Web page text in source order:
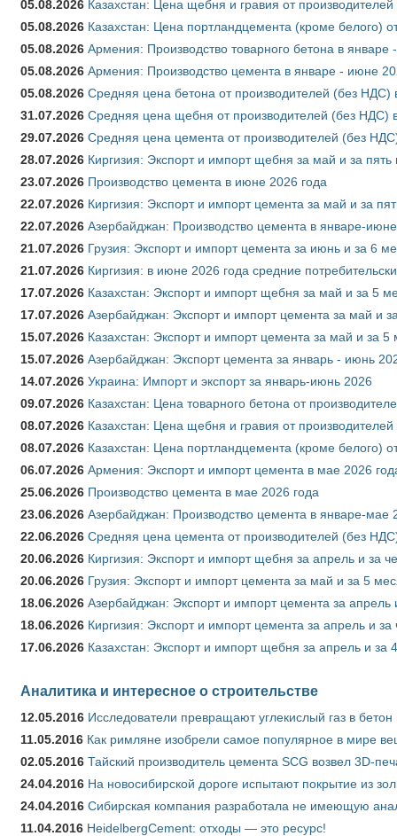
05.08.2026 Казахстан: Цена щебня и гравия от
05.08.2026 Казахстан: Цена портландцемента (кроме белого)
05.08.2026 Армения: Производство товарного бетона в январе
05.08.2026 Армения: Производство цемента в январе - июне
05.08.2026 Средняя цена бетона от производителей (без НДС)
31.07.2026 Средняя цена щебня от производителей (без НДС)
29.07.2026 Средняя цена цемента от производителей (без
28.07.2026 Киргизия: Экспорт и импорт щебня за май и за
23.07.2026 Производство цемента в июне 2026 года
22.07.2026 Киргизия: Экспорт и импорт цемента за май и за
22.07.2026 Азербайджан: Производство цемента в январе-
21.07.2026 Грузия: Экспорт и импорт цемента за июнь и за 6
21.07.2026 Киргизия: в июне 2026 года средние
17.07.2026 Казахстан: Экспорт и импорт щебня за май и за 5
17.07.2026 Азербайджан: Экспорт и импорт цемента за май и
15.07.2026 Казахстан: Экспорт и импорт цемента за май и за
15.07.2026 Азербайджан: Экспорт цемента за январь - июнь
14.07.2026 Украина: Импорт и экспорт за январь-июнь 2026
09.07.2026 Казахстан: Цена товарного бетона от
08.07.2026 Казахстан: Цена щебня и гравия от
08.07.2026 Казахстан: Цена портландцемента (кроме белого)
06.07.2026 Армения: Экспорт и импорт цемента в мае 2026
25.06.2026 Производство цемента в мае 2026 года
23.06.2026 Азербайджан: Производство цемента в январе-мае
22.06.2026 Средняя цена цемента от производителей (без
20.06.2026 Киргизия: Экспорт и импорт щебня за апрель и за
20.06.2026 Грузия: Экспорт и импорт цемента за май и за 5
18.06.2026 Азербайджан: Экспорт и импорт цемента за
18.06.2026 Киргизия: Экспорт и импорт цемента за апрель и
17.06.2026 Казахстан: Экспорт и импорт щебня за апрель и за
Аналитика и интересное о строительстве
12.05.2016 Исследователи превращают углекислый газ в бетон
11.05.2016 Как римляне изобрели самое популярное в мире
02.05.2016 Тайский производитель цемента SCG возвел 3D-
24.04.2016 На новосибирской дороге испытают покрытие из
24.04.2016 Сибирская компания разработала не имеющую
11.04.2016 HeidelbergCement: отходы — это ресурс!